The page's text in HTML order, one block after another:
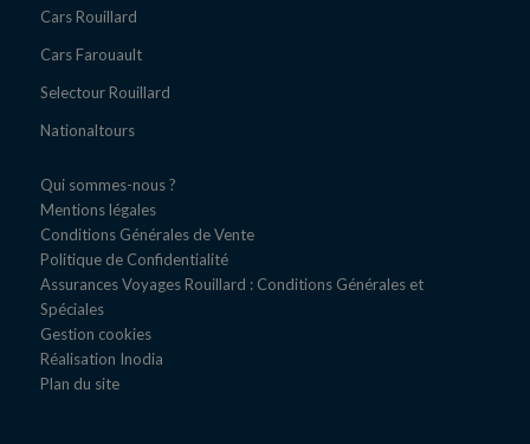
Cars Rouillard
Cars Farouault
Selectour Rouillard
Nationaltours
Qui sommes-nous ?
Mentions légales
Conditions Générales de Vente
Politique de Confidentialité
Assurances Voyages Rouillard : Conditions Générales et
Spéciales
Gestion cookies
Réal​isation Inodia
Plan du site